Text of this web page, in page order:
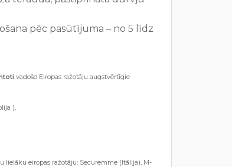
pēc pasūtījuma – no 5 līdz
vadošo Eiropas ražotāju augstvērtīgie
),
lielāku eiropas ražotāju: Securemme (Itālija), M-